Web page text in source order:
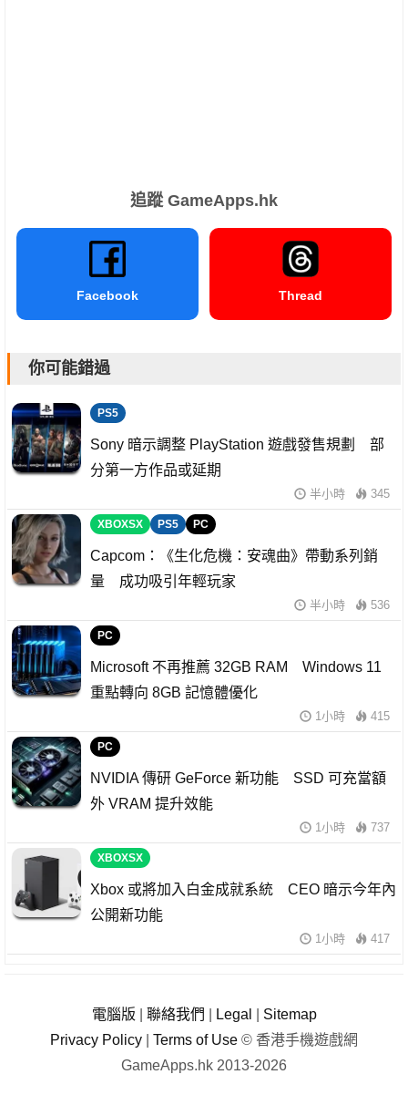
追蹤 GameApps.hk
Facebook Thread
你可能錯過
PS5
Sony 暗示調整 PlayStation 遊戲發售規劃 部
分第一方作品或延期
半小時 345
XBOXSX PS5 PC
Capcom：《生化危機：安魂曲》帶動系列銷
量 成功吸引年輕玩家
半小時 536
PC
Microsoft 不再推薦 32GB RAM Windows 11
重點轉向 8GB 記憶體優化
1小時 415
PC
NVIDIA 傳研 GeForce 新功能 SSD 可充當額
外 VRAM 提升效能
1小時 737
XBOXSX
Xbox 或將加入白金成就系統 CEO 暗示今年內
公開新功能
1小時 417
電腦版 聯絡我們 Legal
Sitemap
Privacy Policy
Terms of Use © 香港手機遊戲網
GameApps.hk 2013-2026